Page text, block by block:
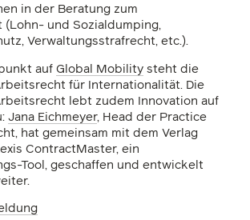
in der Beratung zum
und Sozialdumping,
Verwaltungsstrafrecht, etc.).
auf Global Mobility steht die
für Internationalität. Die
lebt zudem Innovation auf
Jana Eichmeyer, Head der Practice
hat gemeinsam mit dem Verlag
ContractMaster, ein
Tool, geschaffen und entwickelt